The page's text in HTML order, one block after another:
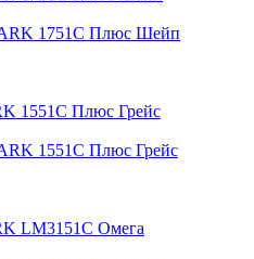
1551C Плюс Грейс
LM3151С Омега